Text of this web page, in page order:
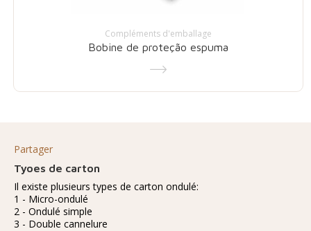
Compléments d'emballage
Bobine de proteção espuma
Partager
Tyoes de carton
Il existe plusieurs types de carton ondulé:
1 - Micro-ondulé
2 - Ondulé simple
3 - Double cannelure